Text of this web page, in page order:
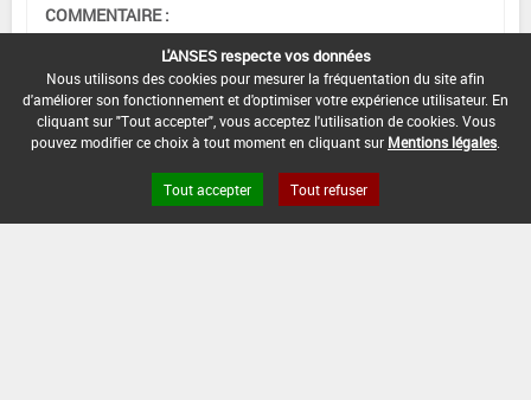
COMMENTAIRE :
Betterave
4 L dans 150 L
Grandes cultures
L'ANSES respecte vos données
Nous utilisons des cookies pour mesurer la fréquentation du site afin
d'améliorer son fonctionnement et d'optimiser votre expérience utilisateur. En
cliquant sur "Tout accepter", vous acceptez l'utilisation de cookies. Vous
pouvez modifier ce choix à tout moment en cliquant sur Mentions légales
Tout accepter Tout refuser